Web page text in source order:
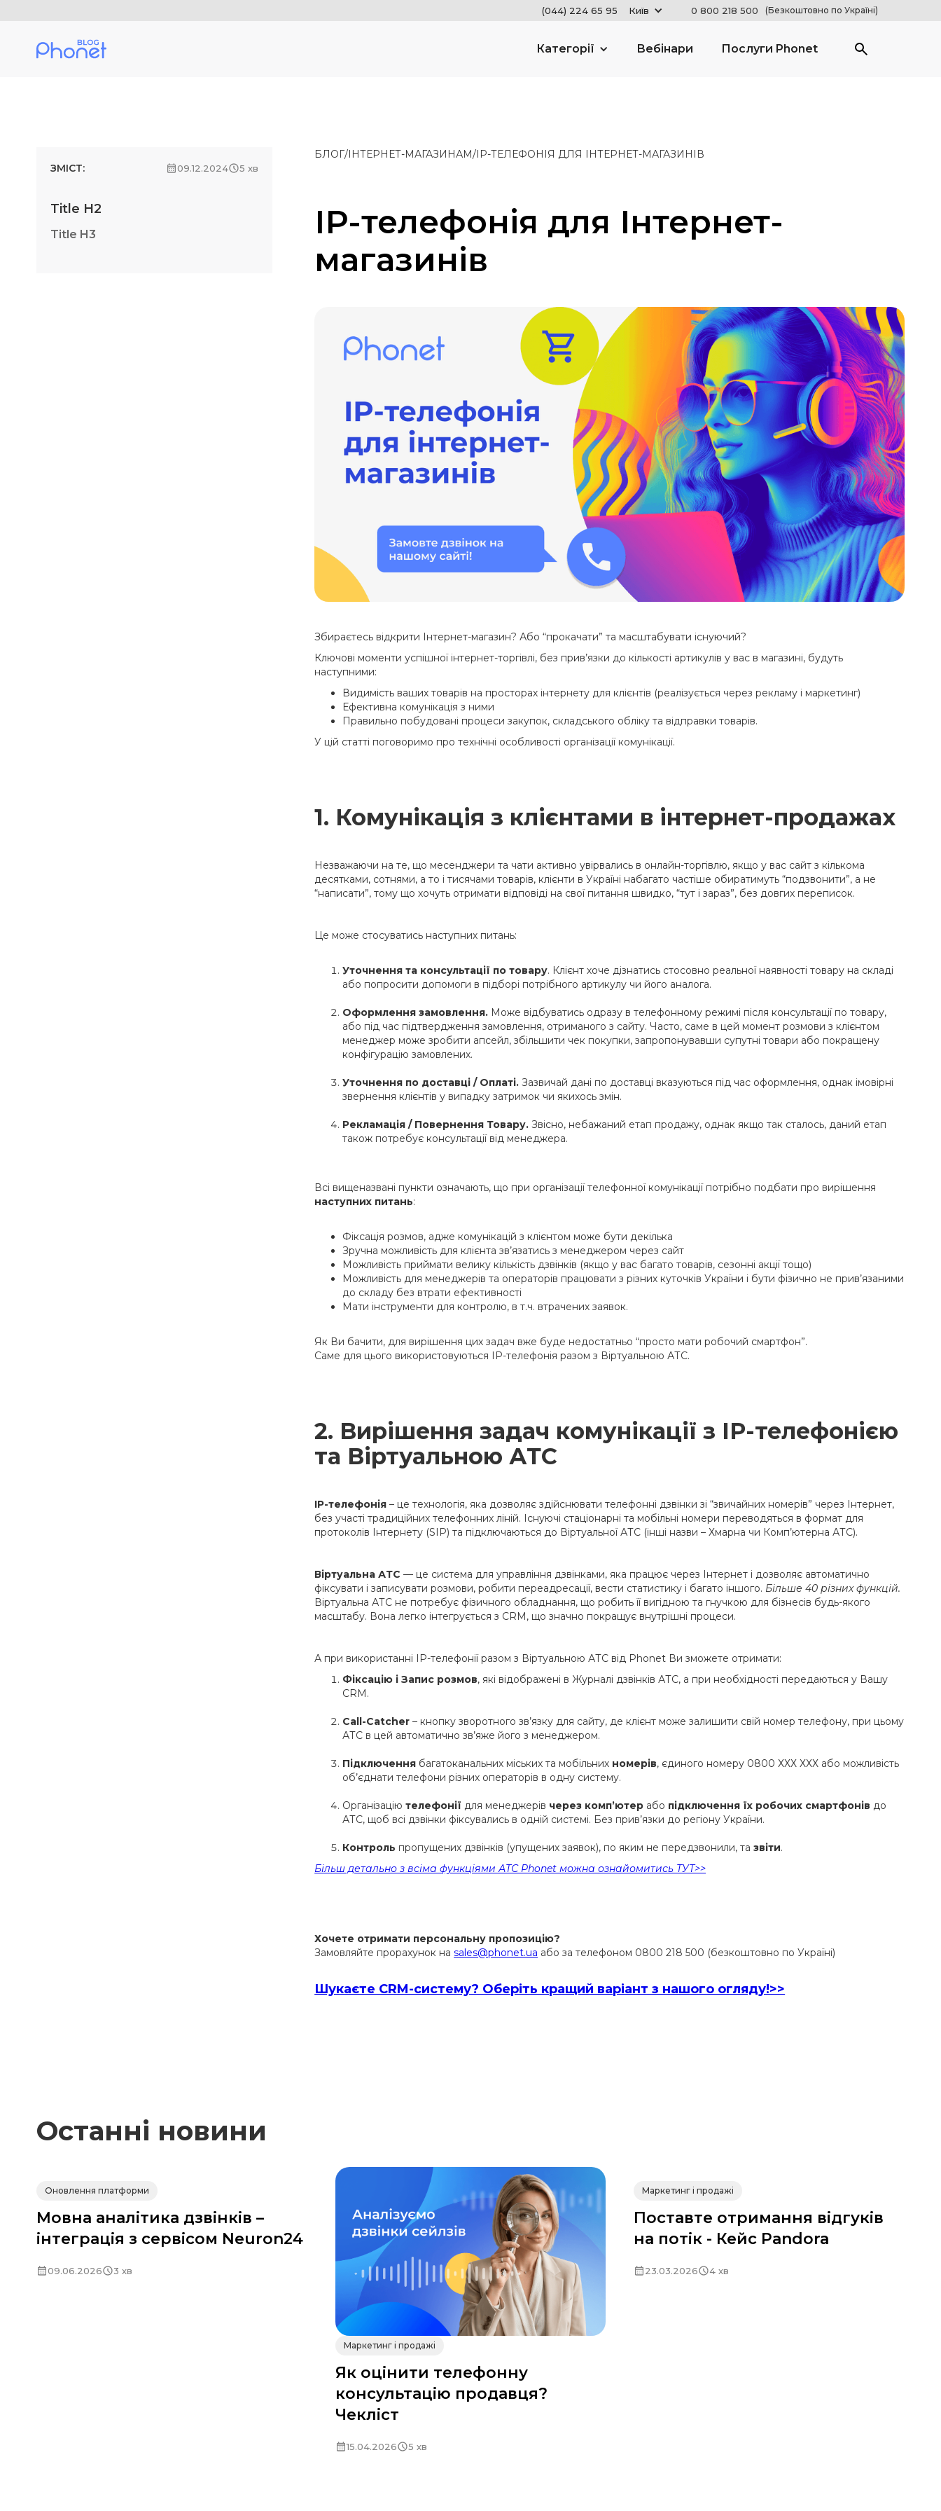
(044) 224 65 95 Київ 0 800 218 500 (Безкоштовно по Україні)
Категорії Вебінари Послуги Phonet
ЗМІСТ: 09.12.2024 5 хв
Title H2
Title H3
БЛОГ/ІНТЕРНЕТ-МАГАЗИНАМ/ІР-ТЕЛЕФОНІЯ ДЛЯ ІНТЕРНЕТ-МАГАЗИНІВ
ІР-телефонія для Інтернет-
магазинів
Збираєтесь відкрити Інтернет-магазин? Або “прокачати” та масштабувати існуючий?
Ключові моменти успішної інтернет-торгівлі, без прив’язки до кількості артикулів у вас в магазині, будуть
наступними:
Видимість ваших товарів на просторах інтернету для клієнтів (реалізується через рекламу і маркетинг)
Ефективна комунікація з ними
Правильно побудовані процеси закупок, складського обліку та відправки товарів.
У цій статті поговоримо про технічні особливості організації комунікації.
1. Комунікація з клієнтами в інтернет-продажах
Незважаючи на те, що месенджери та чати активно увірвались в онлайн-торгівлю, якщо у вас сайт з кількома
десятками, сотнями, а то і тисячами товарів, клієнти в Україні набагато частіше обиратимуть “подзвонити”, а не
“написати”, тому що хочуть отримати відповіді на свої питання швидко, “тут і зараз”, без довгих переписок.
Це може стосуватись наступних питань:
Уточнення та консультації по товару. Клієнт хоче дізнатись стосовно реальної наявності товару на складі
або попросити допомоги в підборі потрібного артикулу чи його аналога.
Оформлення замовлення. Може відбуватись одразу в телефонному режимі після консультації по товару,
або під час підтвердження замовлення, отриманого з сайту. Часто, саме в цей момент розмови з клієнтом
менеджер може зробити апсейл, збільшити чек покупки, запропонувавши супутні товари або покращену
конфігурацію замовлених.
Уточнення по доставці / Оплаті. Зазвичай дані по доставці вказуються під час оформлення, однак імовірні
звернення клієнтів у випадку затримок чи якихось змін.
Рекламація / Повернення Товару. Звісно, небажаний етап продажу, однак якщо так сталось, даний етап
також потребує консультації від менеджера.
Всі вищеназвані пункти означають, що при організації телефонної комунікації потрібно подбати про вирішення
наступних питань:
Фіксація розмов, адже комунікацій з клієнтом може бути декілька
Зручна можливість для клієнта зв’язатись з менеджером через сайт
Можливість приймати велику кількість дзвінків (якщо у вас багато товарів, сезонні акції тощо)
Можливість для менеджерів та операторів працювати з різних куточків України і бути фізично не прив’язаними
до складу без втрати ефективності
Мати інструменти для контролю, в т.ч. втрачених заявок.
Як Ви бачити, для вирішення цих задач вже буде недостатньо “просто мати робочий смартфон”.
Саме для цього використовуються ІР-телефонія разом з Віртуальною АТС.
2. Вирішення задач комунікації з ІР-телефонією
та Віртуальною АТС
ІР-телефонія– це технологія, яка дозволяє здійснювати телефонні дзвінки зі “звичайних номерів” через Інтернет,
без участі традиційних телефонних ліній. Існуючі стаціонарні та мобільні номери переводяться в формат для
протоколів Інтернету (SIP) та підключаються до Віртуальної АТС (інші назви – Хмарна чи Комп’ютерна АТС).
Віртуальна АТС — це система для управління дзвінками, яка працює через Інтернет і дозволяє автоматично
фіксувати і записувати розмови, робити переадресації, вести статистику і багато іншого. Більше 40 різних функцій.
Віртуальна АТС не потребує фізичного обладнання, що робить її вигідною та гнучкою для бізнесів будь-якого
масштабу. Вона легко інтегрується з CRM, що значно покращує внутрішні процеси.
А при використанні ІР-телефонії разом з Віртуальною АТС від Phonet Ви зможете отримати:
Фіксацію і Запис розмов, які відображені в Журналі дзвінків АТС, а при необхідності передаються у Вашу
CRM.
Call-Catcher – кнопку зворотного зв’язку для сайту, де клієнт може залишити свій номер телефону, при цьому
АТС в цей автоматично зв’яже його з менеджером.
Підключення багатоканальних міських та мобільних номерів, єдиного номеру 0800 ХХХ ХХХ або можливість
об’єднати телефони різних операторів в одну систему.
Організаціютелефонії для менеджерів через комп’ютер або підключення їх робочих смартфонів до
АТС, щоб всі дзвінки фіксувались в одній системі. Без прив’язки до регіону України.
Контроль пропущених дзвінків (упущених заявок), по яким не передзвонили, тазвіти.
Більш детально з всіма функціями АТС Phonet можна ознайомитись ТУТ>>
Хочете отримати персональну пропозицію?
Замовляйте прорахунок наsales@phonet.ua або за телефоном 0800 218 500 (безкоштовно по Україні)
Шукаєте CRM-систему? Оберіть кращий варіант з нашого огляду!>>
Останні новини
Оновлення платформи
Мовна аналітика дзвінків –
інтеграція з сервісом Neuron24
09.06.2026 3 хв
Маркетинг і продажі
Як оцінити телефонну
консультацію продавця?
Чекліст
15.04.2026 5 хв
Маркетинг і продажі
Поставте отримання відгуків
на потік - Кейс Pandora
23.03.2026 4 хв